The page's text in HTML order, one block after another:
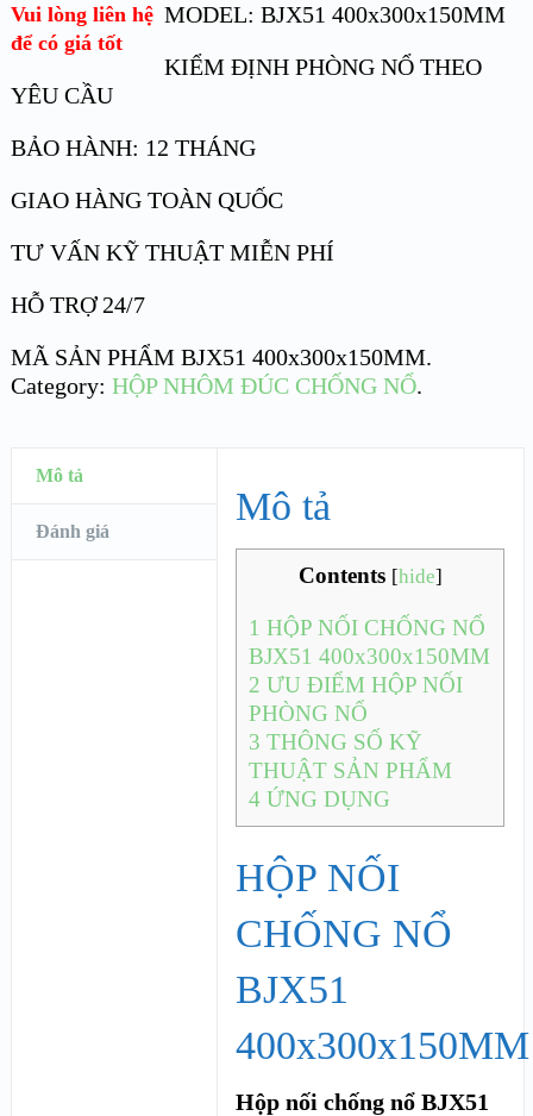
Vui lòng liên hệ
để có giá tốt
MODEL: BJX51 400x300x150MM
KIỂM ĐỊNH PHÒNG NỔ THEO
YÊU CẦU
BẢO HÀNH: 12 THÁNG
GIAO HÀNG TOÀN QUỐC
TƯ VẤN KỸ THUẬT MIỄN PHÍ
HỖ TRỢ 24/7
MÃ SẢN PHẨM BJX51 400x300x150MM.
Category: HỘP NHÔM ĐÚC CHỐNG NỔ.
Mô tả
Đánh giá
Mô tả
Contents [hide]
1 HỘP NỐI CHỐNG NỔ
BJX51 400x300x150MM
2 ƯU ĐIỂM HỘP NỐI
PHÒNG NỔ
3 THÔNG SỐ KỸ
THUẬT SẢN PHẨM
4 ỨNG DỤNG
HỘP NỐI
CHỐNG NỔ
BJX51
400x300x150MM
Hộp nối chống nổ BJX51